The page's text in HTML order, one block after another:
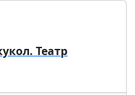
Театр